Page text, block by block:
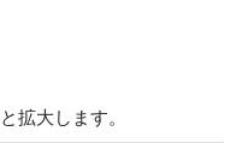
拡大します。